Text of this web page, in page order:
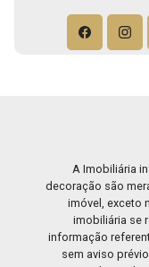
A Imobiliária
decoração são
imóvel, exceto
imobiliária se
informação
sem aviso